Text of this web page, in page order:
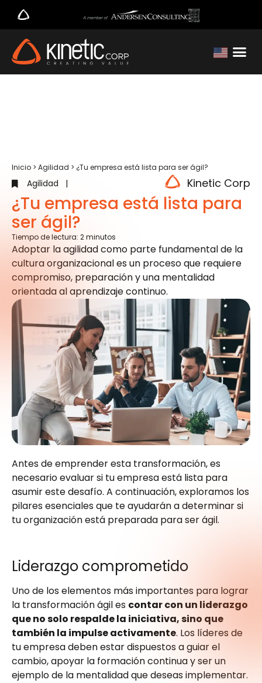
Inicio > Agilidad > ¿Tu empresa está lista para ser ágil?
Kinetic Corp
Agilidad |
¿Tu empresa está lista para
ser ágil?
Tiempo de lectura: 2minutos
Adoptar la agilidad como parte fundamental de la
cultura organizacional es un proceso que requiere
compromiso, preparación y una mentalidad
orientada al aprendizaje continuo.
Antes de emprender esta transformación, es
necesario evaluar si tu empresa está lista para
asumir este desafío. A continuación, exploramos los
pilares esenciales que te ayudarán a determinar si
tu organización está preparada para ser ágil.
Liderazgo comprometido
Uno de los elementos más importantes para lograr
la transformación ágil es contar con un liderazgo
que no solo respalde la iniciativa, sino que
también la impulse activamente. Los líderes de
tu empresa deben estar dispuestos a guiar el
cambio, apoyar la formación continua y ser un
ejemplo de la mentalidad que deseas implementar.